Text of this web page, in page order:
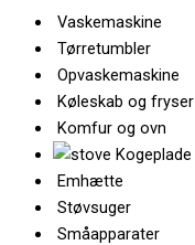
Vaskemaskine
Tørretumbler
Opvaskemaskine
Køleskab og fryser
Komfur og ovn
Kogeplade
Emhætte
Støvsuger
Småapparater